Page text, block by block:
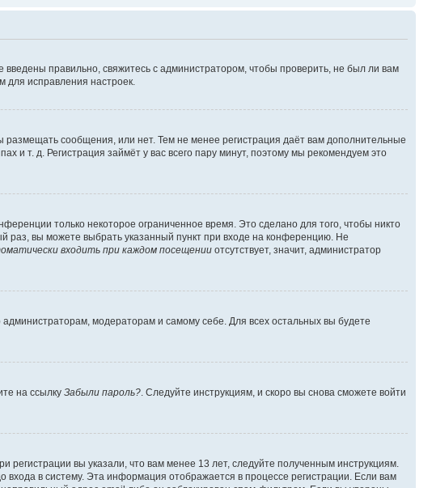
правильно, свяжитесь с администратором, чтобы проверить, не был ли вам
для исправления настроек.
размещать сообщения, или нет. Тем не менее регистрация даёт вам дополнительные
и т. д. Регистрация займёт у вас всего пару минут, поэтому мы рекомендуем это
только некоторое ограниченное время. Это сделано для того, чтобы никто
раз, вы можете выбрать указанный пункт при входе на конференцию. Не
входить при каждом посещении отсутствует, значит, администратор
администраторам, модераторам и самому себе. Для всех остальных вы будете
на ссылку Забыли пароль? . Следуйте инструкциям, и скоро вы снова сможете войти
вы указали, что вам менее 13 лет, следуйте полученным инструкциям.
в систему. Эта информация отображается в процессе регистрации. Если вам